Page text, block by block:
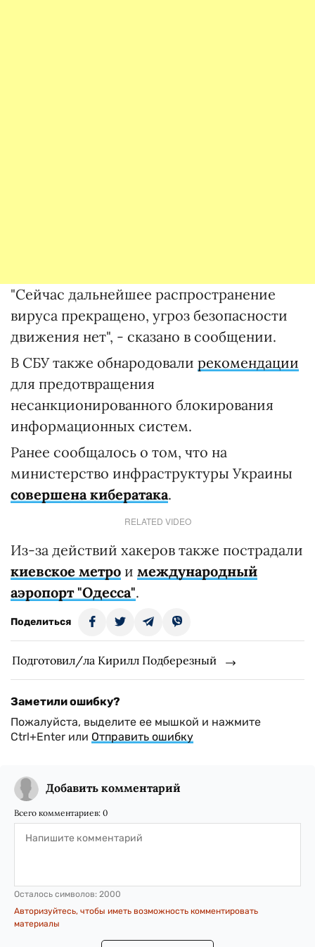
"Сейчас дальнейшее распространение
вируса прекращено, угроз безопасности
движения нет", - сказано в сообщении.
В СБУ также обнародовали рекомендации
для предотвращения
несанкционированного блокирования
информационных систем.
Ранее сообщалось о том, что на
министерство инфраструктуры Украины
совершена кибератака.
RELATED VIDEO
Из-за действий хакеров также пострадали
киевское метро и международный
аэропорт "Одесса".
Поделиться
Подготовил/ла Кирилл Подберезный
Заметили ошибку?
Пожалуйста, выделите ее мышкой и нажмите
Ctrl+Enter или Отправить ошибку
Добавить комментарий
Всего комментариев: 0
Осталось символов: 2000
Авторизуйтесь, чтобы иметь возможность комментировать
материалы